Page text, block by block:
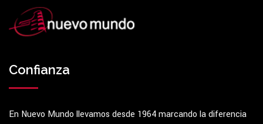
Confianza
En Nuevo Mundo llevamos desde 1964 marcando la diferencia